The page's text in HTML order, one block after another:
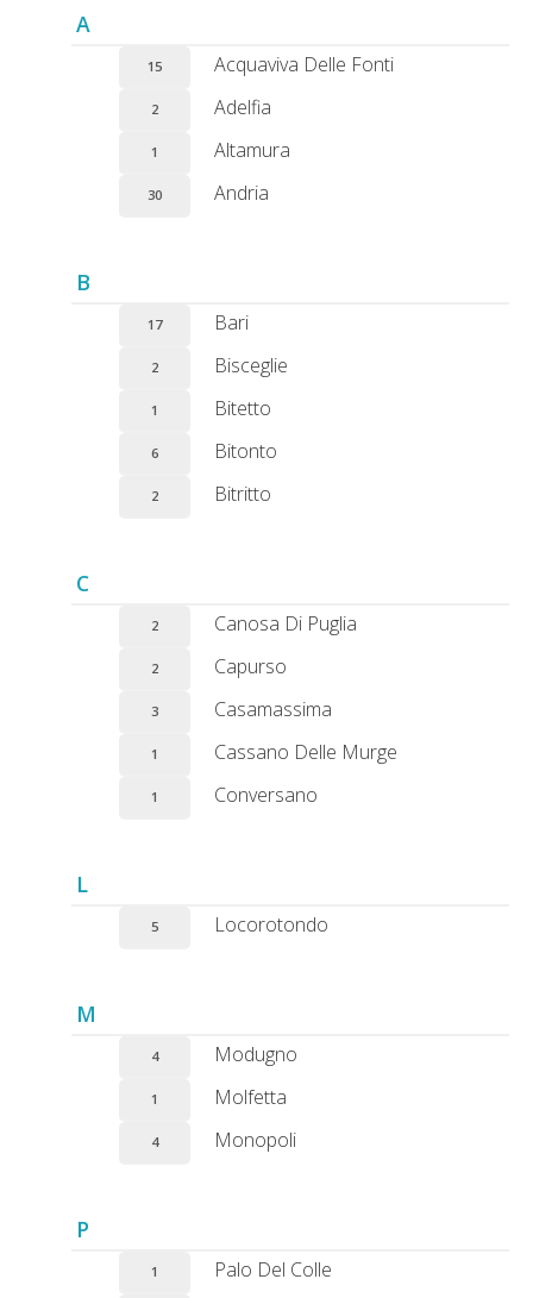
A
15 Acquaviva Delle Fonti
2 Adelfia
1 Altamura
30 Andria
B
17 Bari
2 Bisceglie
1 Bitetto
6 Bitonto
2 Bitritto
C
2 Canosa Di Puglia
2 Capurso
3 Casamassima
1 Cassano Delle Murge
1 Conversano
L
5 Locorotondo
M
4 Modugno
1 Molfetta
4 Monopoli
P
1 Palo Del Colle